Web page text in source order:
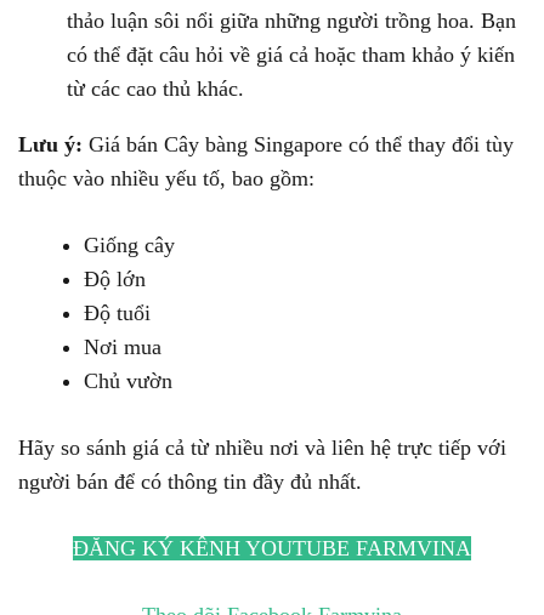
thảo luận sôi nổi giữa những người trồng hoa. Bạn
có thể đặt câu hỏi về giá cả hoặc tham khảo ý kiến
từ các cao thủ khác.
Lưu ý: Giá bán Cây bàng Singapore có thể thay đổi tùy
thuộc vào nhiều yếu tố, bao gồm:
Giống cây
Độ lớn
Độ tuổi
Nơi mua
Chủ vườn
Hãy so sánh giá cả từ nhiều nơi và liên hệ trực tiếp với
người bán để có thông tin đầy đủ nhất.
ĐĂNG KÝ KÊNH YOUTUBE FARMVINA